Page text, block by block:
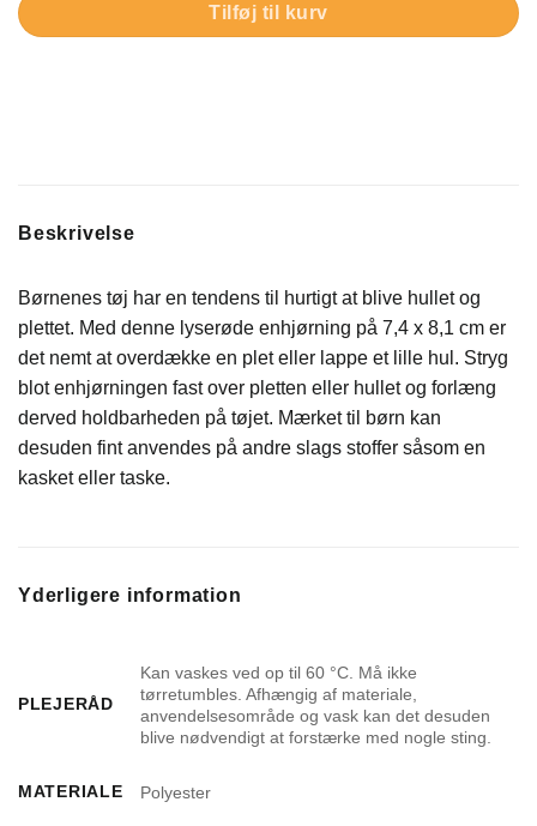
Tilføj til kurv
Beskrivelse
Børnenes tøj har en tendens til hurtigt at blive hullet og
plettet. Med denne lyserøde enhjørning på 7,4 x 8,1 cm er
det nemt at overdække en plet eller lappe et lille hul. Stryg
blot enhjørningen fast over pletten eller hullet og forlæng
derved holdbarheden på tøjet. Mærket til børn kan
desuden fint anvendes på andre slags stoffer såsom en
kasket eller taske.
Yderligere information
PLEJERÅD
Kan vaskes ved op til 60 °C. Må ikke
tørretumbles. Afhængig af materiale,
anvendelsesområde og vask kan det desuden
blive nødvendigt at forstærke med nogle sting.
MATERIALE Polyester